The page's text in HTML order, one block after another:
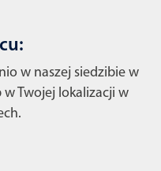
w naszej siedzibie w
Twojej lokalizacji w